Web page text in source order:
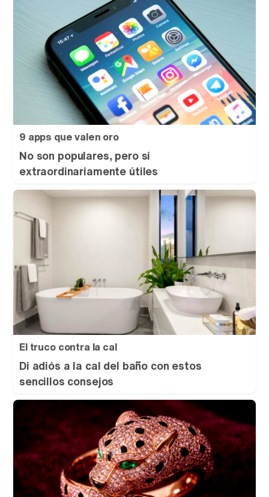
9 apps que valen oro
No son populares, pero sí
extraordinariamente útiles
El truco contra la cal
Di adiós a la cal del baño con estos
sencillos consejos